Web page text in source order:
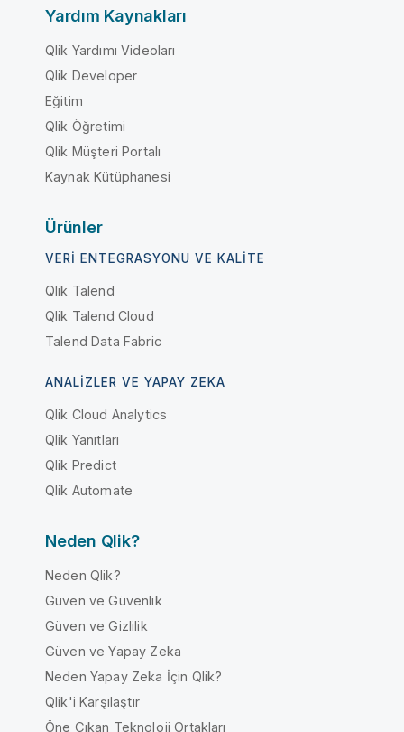
Yardım Kaynakları
Qlik Yardımı Videoları
Qlik Developer
Eğitim
Qlik Öğretimi
Qlik Müşteri Portalı
Kaynak Kütüphanesi
Ürünler
VERI ENTEGRASYONU VE KALITE
Qlik Talend
Qlik Talend Cloud
Talend Data Fabric
ANALIZLER VE YAPAY ZEKA
Qlik Cloud Analytics
Qlik Yanıtları
Qlik Predict
Qlik Automate
Neden Qlik?
Neden Qlik?
Güven ve Güvenlik
Güven ve Gizlilik
Güven ve Yapay Zeka
Neden Yapay Zeka İçin Qlik?
Qlik'i Karşılaştır
Öne Çıkan Teknoloji Ortakları